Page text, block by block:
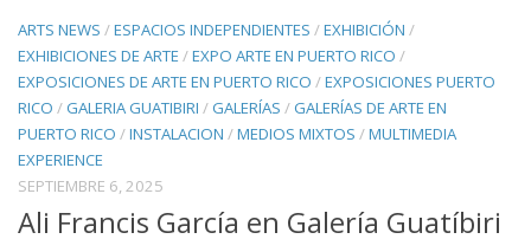
ARTS NEWS /ESPACIOS INDEPENDIENTES /EXHIBICIÓN /
EXHIBICIONES DE ARTE /EXPO ARTE EN PUERTO RICO /
EXPOSICIONES DE ARTE EN PUERTO RICO /EXPOSICIONES PUERTO
RICO / GALERIA GUATIBIRI / GALERÍAS / GALERÍAS DE ARTE EN
PUERTO RICO /INSTALACION /MEDIOS MIXTOS /MULTIMEDIA
EXPERIENCE
SEPTIEMBRE 6, 2025
Ali Francis García en Galería Guatíbiri